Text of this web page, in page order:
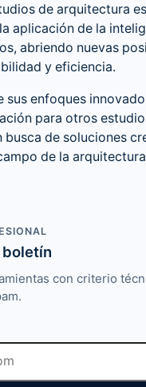
de arquitectura
aplicación de la
abriendo nuevas
y eficiencia.
sus enfoques
para otros
busca de soluciones
de la
con criterio